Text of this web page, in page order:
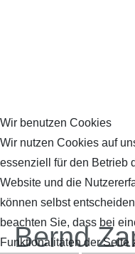
Bernd
Wir benutzen Cookies
Wir nutzen Cookies auf
essenziell für den Betrieb
Website und die
können selbst
beachten Sie, dass bei
Funktionalitäten der Seite